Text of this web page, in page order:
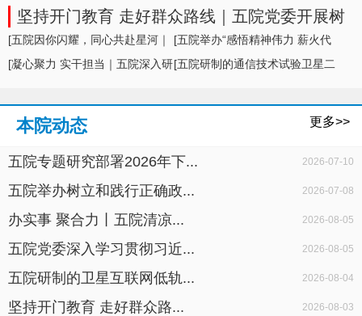
建思想，专题... ]
卫星成功发... ]
坚持开门教育 走好群众路线｜五院党委开展树
立和践行正确政绩观学习教育面对面座谈
[五院因你闪耀，同心共赴星河｜
五院举办20... ]
[五院举办“感悟精神伟力 薪火代
代相传”暨... ]
[凝心聚力 实干担当｜五院深入研[五院研制的通信技术试验卫星二
本院动态 更多>>
五院专题研究部署2026年下... 2026-07-10
五院举办树立和践行正确政... 2026-07-08
办实事 聚合力丨五院清凉... 2026-08-05
五院党委深入学习贯彻习近... 2026-08-05
五院研制的卫星互联网低轨... 2026-08-04
坚持开门教育 走好群众路... 2026-08-03